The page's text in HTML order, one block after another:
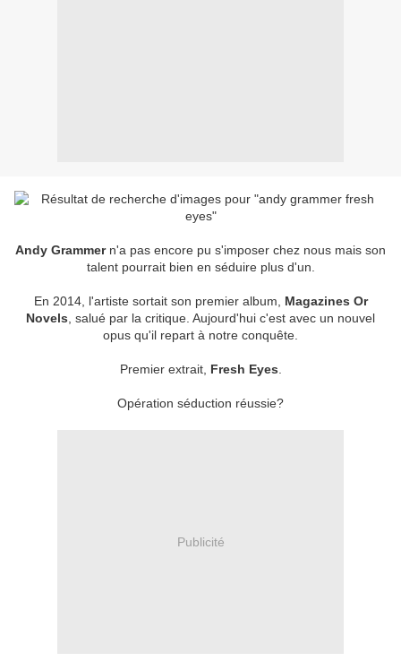
Andy Grammern'a pas encore pu s'imposer chez nous mais son
talent pourrait bien en séduire plus d'un.
En 2014, l'artiste sortait son premier album, Magazines Or
Novels , salué par la critique. Aujourd'hui c'est avec un nouvel
opus qu'il repart à notre conquête.
Premier extrait, Fresh Eyes
Opération séduction réussie?
Publicité